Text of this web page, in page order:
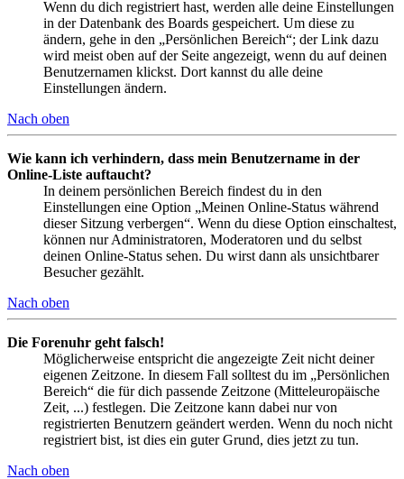
Wenn du dich registriert hast, werden alle deine Einstellungen
in der Datenbank des Boards gespeichert. Um diese zu
ändern, gehe in den „Persönlichen Bereich“; der Link dazu
wird meist oben auf der Seite angezeigt, wenn du auf deinen
Benutzernamen klickst. Dort kannst du alle deine
Einstellungen ändern.
Nach oben
Wie kann ich verhindern, dass mein Benutzername in der
Online-Liste auftaucht?
In deinem persönlichen Bereich findest du in den
Einstellungen eine Option „Meinen Online-Status während
dieser Sitzung verbergen“. Wenn du diese Option einschaltest,
können nur Administratoren, Moderatoren und du selbst
deinen Online-Status sehen. Du wirst dann als unsichtbarer
Besucher gezählt.
Nach oben
Die Forenuhr geht falsch!
Möglicherweise entspricht die angezeigte Zeit nicht deiner
eigenen Zeitzone. In diesem Fall solltest du im „Persönlichen
Bereich“ die für dich passende Zeitzone (Mitteleuropäische
Zeit, ...) festlegen. Die Zeitzone kann dabei nur von
registrierten Benutzern geändert werden. Wenn du noch nicht
registriert bist, ist dies ein guter Grund, dies jetzt zu tun.
Nach oben